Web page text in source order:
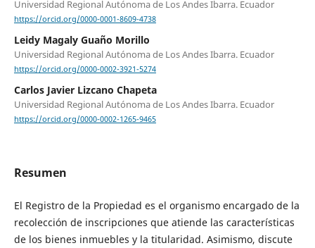
Universidad Regional Autónoma de Los Andes Ibarra. Ecuador
https://orcid.org/0000-0001-8609-4738
Leidy Magaly Guaño Morillo
Universidad Regional Autónoma de Los Andes Ibarra. Ecuador
https://orcid.org/0000-0002-3921-5274
Carlos Javier Lizcano Chapeta
Universidad Regional Autónoma de Los Andes Ibarra. Ecuador
https://orcid.org/0000-0002-1265-9465
Resumen
El Registro de la Propiedad es el organismo encargado de la
recolección de inscripciones que atiende las características
de los bienes inmuebles y la titularidad. Asimismo, discute